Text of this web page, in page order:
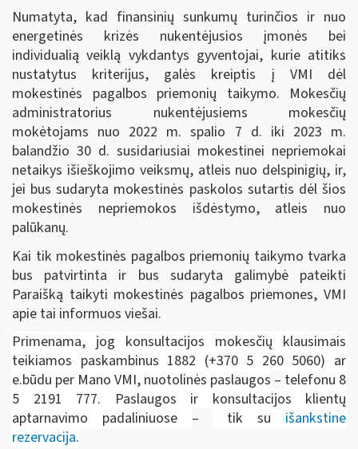
Numatyta, kad finansinių sunkumų turinčios ir nuo
energetinės krizės nukentėjusios įmonės bei
individualią veiklą vykdantys gyventojai, kurie atitiks
nustatytus kriterijus, galės kreiptis į VMI dėl
mokestinės pagalbos priemonių taikymo. Mokesčių
administratorius nukentėjusiems mokesčių
mokėtojams nuo 2022 m. spalio 7 d. iki 2023 m.
balandžio 30 d. susidariusiai mokestinei nepriemokai
netaikys išieškojimo veiksmų, atleis nuo delspinigių, ir,
jei bus sudaryta mokestinės paskolos sutartis dėl šios
mokestinės nepriemokos išdėstymo, atleis nuo
palūkanų.
Kai tik mokestinės pagalbos priemonių taikymo tvarka
bus patvirtinta ir bus sudaryta galimybė pateikti
Paraišką taikyti mokestinės pagalbos priemones, VMI
apie tai informuos viešai.
Primenama, jog konsultacijos mokesčių klausimais
teikiamos paskambinus 1882 (+370 5 260 5060) ar
e.būdu per Mano VMI, nuotolinės paslaugos – telefonu 8
5 2191 777. Paslaugos ir konsultacijos klientų
aptarnavimo padaliniuose ­ – tik su išankstine
rezervacija.